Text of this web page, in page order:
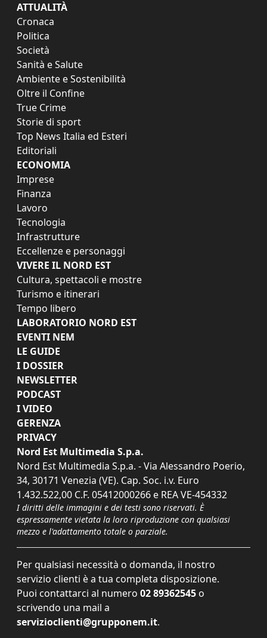
ATTUALITÀ
Cronaca
Politica
Società
Sanità e Salute
Ambiente e Sostenibilità
Oltre il Confine
True Crime
Storie di sport
Top News Italia ed Esteri
Editoriali
ECONOMIA
Imprese
Finanza
Lavoro
Tecnologia
Infrastrutture
Eccellenze e personaggi
VIVERE IL NORD EST
Cultura, spettacoli e mostre
Turismo e itinerari
Tempo libero
LABORATORIO NORD EST
EVENTI NEM
LE GUIDE
I DOSSIER
NEWSLETTER
PODCAST
I VIDEO
GERENZA
PRIVACY
Nord Est Multimedia S.p.a.
Nord Est Multimedia S.p.a. - Via Alessandro Poerio,
34, 30171 Venezia (VE). Cap. Soc. i.v. Euro
1.432.522,00 C.F. 05412000266 e REA VE-454332
I diritti delle immagini e dei testi sono riservati. È
espressamente vietata la loro riproduzione con qualsiasi
mezzo e l'adattamento totale o parziale.
Per qualsiasi necessità o domanda, il nostro
servizio clienti è a tua completa disposizione.
Puoi contattarci al numero 02 89362545 o
scrivendo una mail a
servizioclienti@grupponem.it.